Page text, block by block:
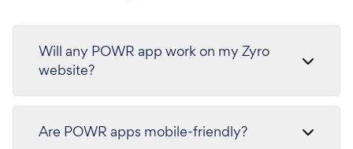
Will any POWR app work on my Zyro
website?
Are POWR apps mobile-friendly?